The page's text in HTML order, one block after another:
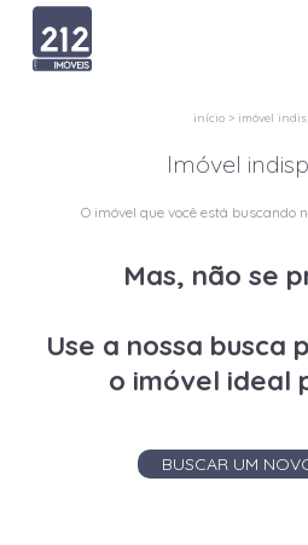
início > imóvel
Imóvel
O imóvel que você está buscando
Mas, não se
Use a nossa busca
o imóvel ideal
BUSCAR UM